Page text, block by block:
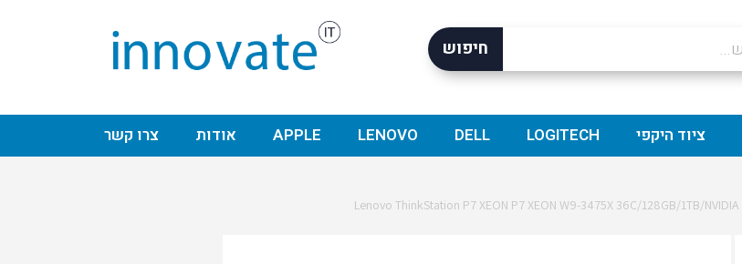
חיפוש
ציוד היקפי LOGITECH
DELL
LENOVO
APPLE אודות צרו קשר